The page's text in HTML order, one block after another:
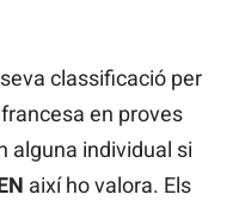
classificació per
en proves
alguna individual si
així ho valora. Els